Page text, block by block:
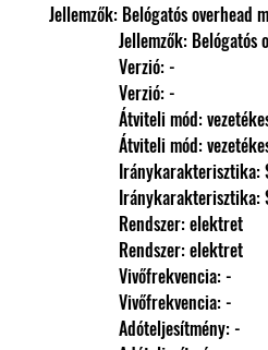
Jellemzők: Belógatós overhead
Jellemzők:
                Verzió: -
                Verzió: -
Átviteli mód:
Átviteli mód:
                Rendszer: elektret
                Rendszer: elektret
                Vivőfrekvencia: -
                Vivőfrekvencia: -
                Adóteljesítmény: -